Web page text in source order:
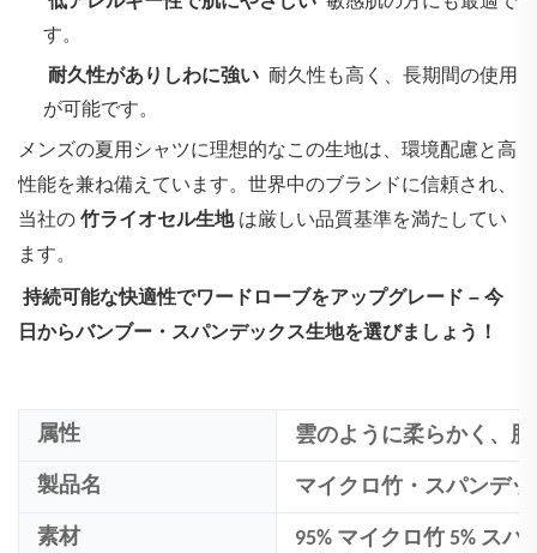
す。
耐久性がありしわに強い ‌ 耐久性も高く、長期間の使用
が可能です。
メンズの夏用シャツに理想的なこの生地は、環境配慮と高
性能を兼ね備えています。世界中のブランドに信頼され、
当社の‌ 竹ライオセル生地 は厳しい品質基準を満たしてい
ます。
持続可能な快適性でワードローブをアップグレード – 今
日からバンブー・スパンデックス生地を選びましょう！
属性 雲のように柔らかく、
製品名 マイクロ竹・スパンデ
素材 95% マイクロ竹 5% スパ